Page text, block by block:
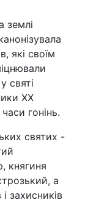
землі
які своїм
святі
XX
гонінь.
святих -
княгиня
а
захисників